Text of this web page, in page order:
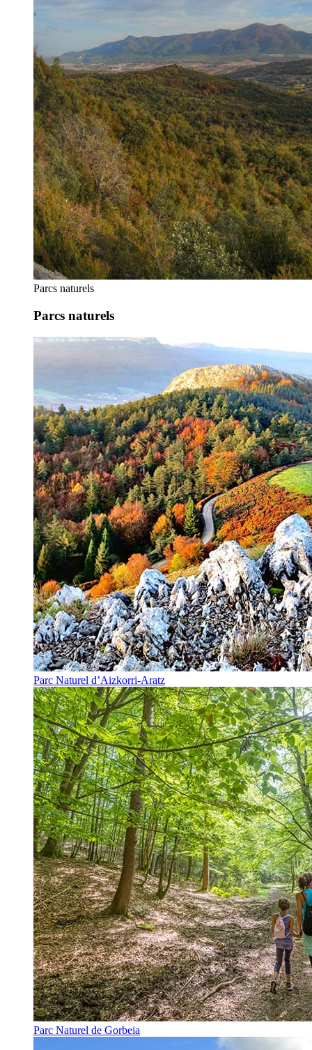
Parcs naturels
Parcs naturels
Parc Naturel d’Aizkorri-Aratz
Parc Naturel de Gorbeia